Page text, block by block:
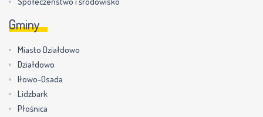
Gminy
Miasto Działdowo
Działdowo
Iłowo-Osada
Lidzbark
Płośnica